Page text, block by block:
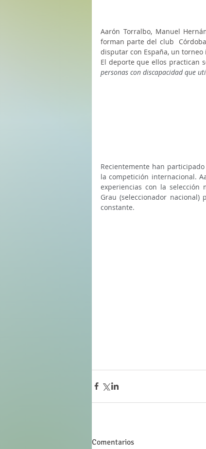
Aarón Torralbo, Manuel
forman parte del club
disputar con España, un torneo
El deporte que ellos practican
personas con discapacidad que
Recientemente han
la competición internacional.
experiencias con la selección
Grau (seleccionador
constante.
Comentarios